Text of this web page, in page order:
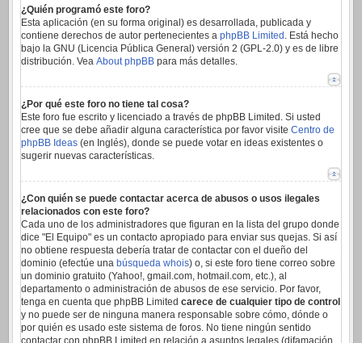
¿Quién programó este foro?
Esta aplicación (en su forma original) es desarrollada, publicada y
contiene derechos de autor pertenecientes a phpBB Limited . Está hecho
bajo la GNU (Licencia Pública General) versión 2 (GPL-2.0) y es de libre
distribución. Vea About phpBB para más detalles.
¿Por qué este foro no tiene tal cosa?
Este foro fue escrito y licenciado a través de phpBB Limited. Si usted
cree que se debe añadir alguna característica por favor visite Centro de
phpBB Ideas (en Inglés), donde se puede votar en ideas existentes o
sugerir nuevas características.
¿Con quién se puede contactar acerca de abusos o usos ilegales
relacionados con este foro?
Cada uno de los administradores que figuran en la lista del grupo donde
dice "El Equipo" es un contacto apropiado para enviar sus quejas. Si así
no obtiene respuesta debería tratar de contactar con el dueño del
dominio (efectúe una búsqueda whois) o, si este foro tiene correo sobre
un dominio gratuito (Yahoo!, gmail.com, hotmail.com, etc.), al
departamento o administración de abusos de ese servicio. Por favor,
tenga en cuenta que phpBB Limited carece de cualquier tipo de control
y no puede ser de ninguna manera responsable sobre cómo, dónde o
por quién es usado este sistema de foros. No tiene ningún sentido
contactar con phpBB Limited en relación a asuntos legales (difamación,